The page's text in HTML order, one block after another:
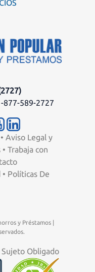
877-589-2727
• Aviso Legal y
• Trabaja con
• Políticas De
y Préstamos |